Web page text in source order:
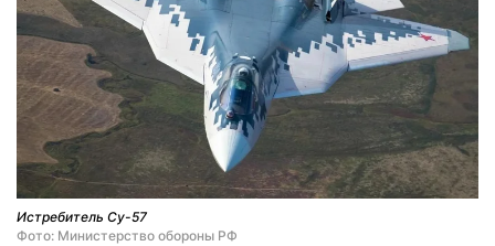
Истребитель Су-57
Фото: Министерство обороны РФ